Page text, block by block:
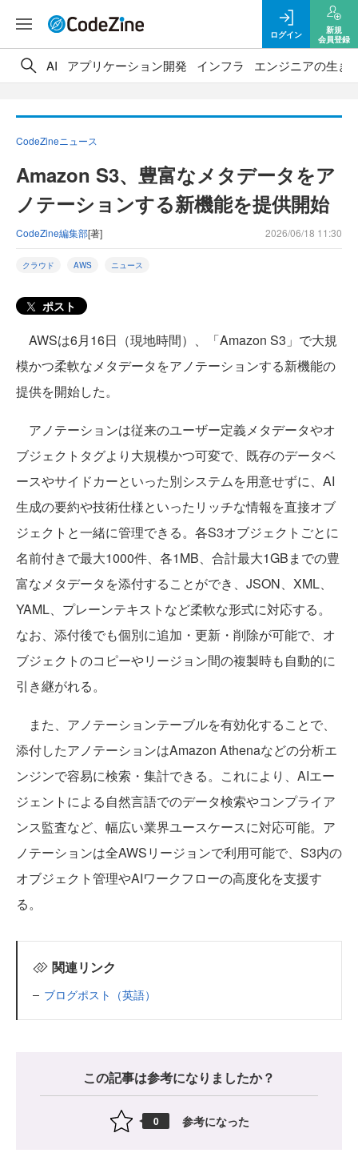
ログイン
新規
会員登録
AI アプリケーション開発 インフラ エンジニアの生き
CodeZineニュース
Amazon S3、豊富なメタデータをア
ノテーションする新機能を提供開始
CodeZine編集部[著] 2026/06/18 11:30
クラウド AWS ニュース
ポスト
AWSは6月16日（現地時間）、「Amazon S3」で大規
模かつ柔軟なメタデータをアノテーションする新機能の
提供を開始した。
アノテーションは従来のユーザー定義メタデータやオ
ブジェクトタグより大規模かつ可変で、既存のデータベ
ースやサイドカーといった別システムを用意せずに、AI
生成の要約や技術仕様といったリッチな情報を直接オブ
ジェクトと一緒に管理できる。各S3オブジェクトごとに
名前付きで最大1000件、各1MB、合計最大1GBまでの豊
富なメタデータを添付することができ、JSON、XML、
YAML、プレーンテキストなど柔軟な形式に対応する。
なお、添付後でも個別に追加・更新・削除が可能で、オ
ブジェクトのコピーやリージョン間の複製時も自動的に
引き継がれる。
また、アノテーションテーブルを有効化することで、
添付したアノテーションはAmazon Athenaなどの分析エ
ンジンで容易に検索・集計できる。これにより、AIエー
ジェントによる自然言語でのデータ検索やコンプライア
ンス監査など、幅広い業界ユースケースに対応可能。ア
ノテーションは全AWSリージョンで利用可能で、S3内の
オブジェクト管理やAIワークフローの高度化を支援す
る。
関連リンク
ブログポスト（英語）
この記事は参考になりましたか？
0 参考になった